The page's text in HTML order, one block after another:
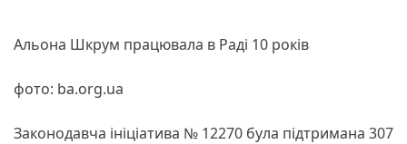
Альона Шкрум працювала в Раді 10 років
фото: ba.org.ua
Законодавча ініціатива № 12270 була підтримана 307